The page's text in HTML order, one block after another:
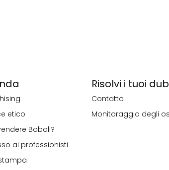
etico
Boboli?
ai professionisti
Risolvi i tuoi
Contatto
Monitoraggio degli